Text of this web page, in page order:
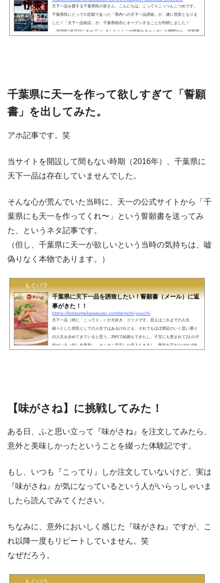
天下一品を愛する千葉県民の皆さん、こんにちは。こってりこっつんこつめです。
千葉県民にとっての悲願であった「県内への天下一品誘致」が、遂に現実となりま
した！「天下一品柏店」が、千葉県柏市にオープンすることが判明しました！
→2020年1月21日にオープンしました！！この情報をキャッチした瞬間から、年甲斐
千葉県に天一を作って欲しすぎて「誓願
書」を出してみた。
アホ記事です。笑
当サイトを開設して間もない時期（2016年）、千葉県に
天下一品は存在していませんでした。
そんな心が荒んでいた当時に、天一の公式サイトから「千
葉県にも天一を作ってくれ〜」という誓願書を送ってみ
た、というネタ記事です。
（但し、千葉県に天一が欲しいという当時の気持ちは、嘘
偽りなく本物であります。）
もぐパラ
千葉県に天下一品を誘致したい！誓願書（メール）に返
事がきた！！
https://kotsumekawauso.com/tenichi-yuuchi
天下一品（特に「こってり」）が大好き、コツメです。思えばこれまでの人生、
細々とした庶民としての人生ではあるけれども、それでもほぼ満足のいく思い通り
の人生を歩めてきていると思う。20代で結婚もできたし、子宝にも恵まれて2人の子
供がいる（但し生意気）。そこそこ安定した収入もあるし、贅沢を言わなければ欲
【味がさね】に挑戦してみた！
ある日、ふと思い立って『味がさね』を注文してみたら、
意外と美味しかったということを綴った体験記です。
もし、いつも『こってり』しか注文していないけど、実は
『味がさね』が気になっているという人がいらっしゃいま
したら読んでみてください。
ちなみに、意外においしく感じた『味がさね』ですが、こ
れ以降一度もリピートしていません。笑
なぜだろう。